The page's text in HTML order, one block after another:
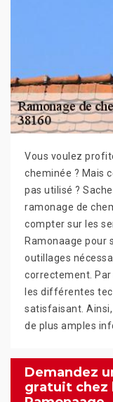
Vous voulez
cheminée ? Mais
pas utilisé ?
ramonage de
compter sur les
Ramonaage pour
outillages
correctement.
les différentes
satisfaisant.
de plus amples
Demandez
gratuit chez